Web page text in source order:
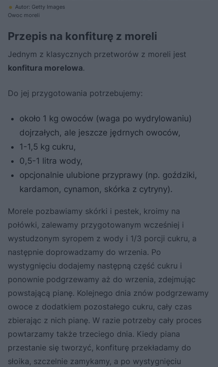
Autor: Getty Images
Owoc moreli
Przepis na konfiturę z moreli
Jednym z klasycznych przetworów z moreli jest
konfitura morelowa.
Do jej przygotowania potrzebujemy:
około 1 kg owoców (waga po wydrylowaniu)
dojrzałych, ale jeszcze jędrnych owoców,
1-1,5 kg cukru,
0,5-1 litra wody,
opcjonalnie ulubione przyprawy (np. goździki,
kardamon, cynamon, skórka z cytryny).
Morele pozbawiamy skórki i pestek, kroimy na
połówki, zalewamy przygotowanym wcześniej i
wystudzonym syropem z wody i 1/3 porcji cukru, a
następnie doprowadzamy do wrzenia. Po
wystygnięciu dodajemy następną część cukru i
ponownie podgrzewamy aż do wrzenia, zdejmując
powstającą pianę. Kolejnego dnia znów podgrzewamy
owoce z dodatkiem pozostałego cukru, cały czas
zbierając z nich pianę. W razie potrzeby cały proces
powtarzamy także trzeciego dnia. Kiedy piana
przestanie się tworzyć, konfiturę przekładamy do
słoika, szczelnie zamykamy, a po wystygnięciu